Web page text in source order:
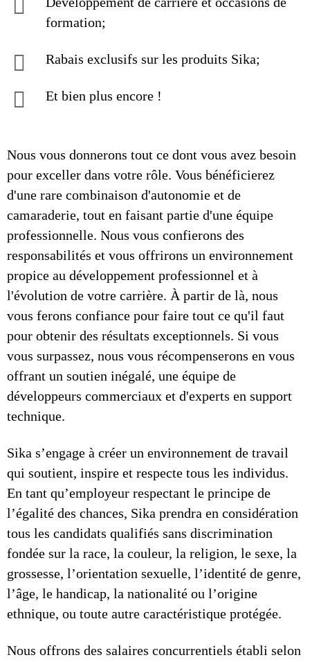
formation;
Rabais exclusifs sur les produits Sika;
Et bien plus encore !
Nous vous donnerons tout ce dont vous avez besoin
pour exceller dans votre rôle. Vous bénéficierez
d'une rare combinaison d'autonomie et de
camaraderie, tout en faisant partie d'une équipe
professionnelle. Nous vous confierons des
responsabilités et vous offrirons un environnement
propice au développement professionnel et à
l'évolution de votre carrière. À partir de là, nous
vous ferons confiance pour faire tout ce qu'il faut
pour obtenir des résultats exceptionnels. Si vous
vous surpassez, nous vous récompenserons en vous
offrant un soutien inégalé, une équipe de
développeurs commerciaux et d'experts en support
technique.
Sika s’engage à créer un environnement de travail
qui soutient, inspire et respecte tous les individus.
En tant qu’employeur respectant le principe de
l’égalité des chances, Sika prendra en considération
tous les candidats qualifiés sans discrimination
fondée sur la race, la couleur, la religion, le sexe, la
grossesse, l’orientation sexuelle, l’identité de genre,
l’âge, le handicap, la nationalité ou l’origine
ethnique, ou toute autre caractéristique protégée.
Nous offrons des salaires concurrentiels établi selon